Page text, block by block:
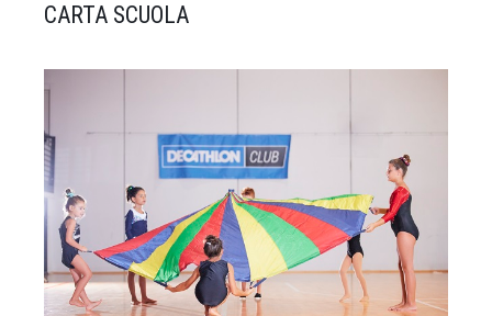
CARTA SCUOLA